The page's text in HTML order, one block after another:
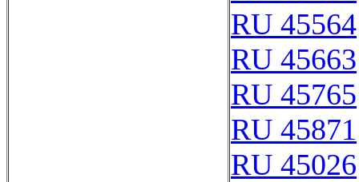
RU 45564
RU 45663
RU 45765
RU 45871
RU 45026